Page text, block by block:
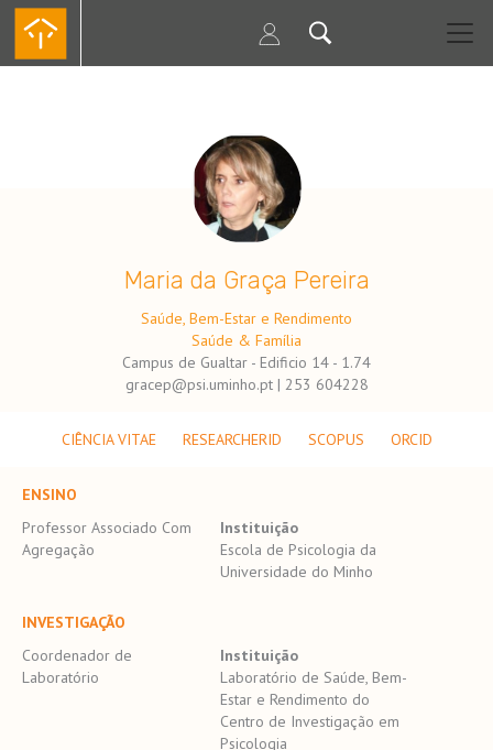
Passar
para
Maria da Graça Pereira
Saúde, Bem-Estar e Rendimento
Saúde & Família
Campus de Gualtar - Edificio 14 - 1.74
gracep@psi.uminho.pt | 253 604228
.
CIÊNCIA VITAE RESEARCHERID SCOPUS ORCID
ENSINO
Professor Associado Com
Agregação
Instituição
Escola de Psicologia da
Universidade do Minho
INVESTIGAÇÃO
Coordenador de
Laboratório
Instituição
Laboratório de Saúde, Bem-
Estar e Rendimento do
Centro de Investigação em
Psicologia